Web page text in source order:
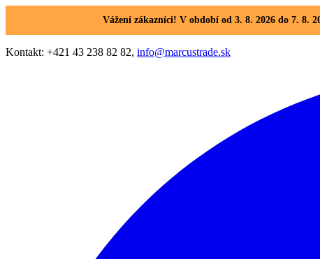
Vážení zákazníci! V období od 3. 8. 2026 do 7. 8.
Kontakt: +421 43 238 82 82, info@marcustrade.sk